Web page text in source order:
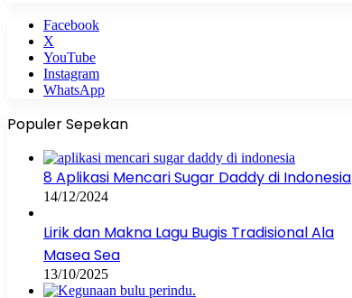
Facebook
X
YouTube
Instagram
WhatsApp
Populer Sepekan
8 Aplikasi Mencari Sugar Daddy di Indonesia
14/12/2024
Lirik dan Makna Lagu Bugis Tradisional Ala
Masea Sea
13/10/2025